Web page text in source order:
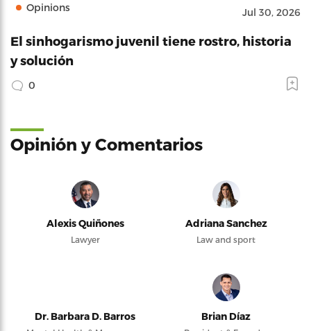
Opinions Jul 30, 2026
El sinhogarismo juvenil tiene rostro, historia
y solución
0
Opinión y Comentarios
Alexis Quiñones
Lawyer
Adriana Sanchez
Law and sport
Dr. Barbara D. Barros Brian Díaz